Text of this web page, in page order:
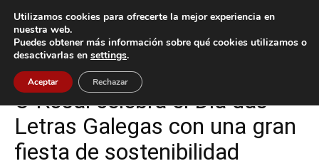
Inicio Cultura / Ocio
Cultura / Ocio O Rosal
O Rosal celebra el Día das
Letras Galegas con una gran
fiesta de sostenibilidad
Utilizamos cookies para ofrecerte la mejor experiencia en
nuestra web.
Puedes obtener más información sobre qué cookies utilizamos o
desactivarlas en settings.
Aceptar Rechazar